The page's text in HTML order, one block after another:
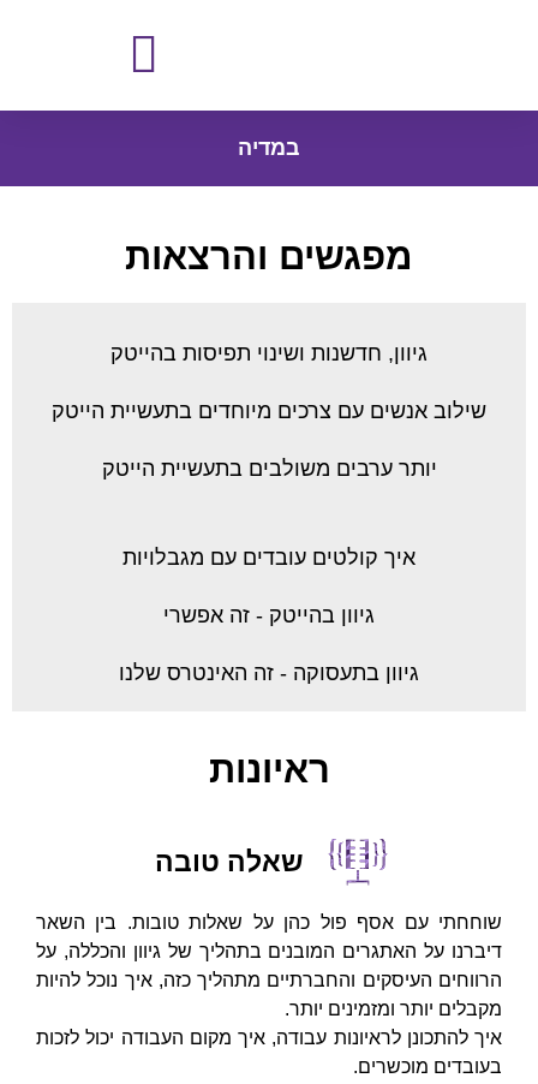
במדיה
מפגשים והרצאות
גיוון, חדשנות ושינוי תפיסות בהייטק
שילוב אנשים עם צרכים מיוחדים בתעשיית הייטק
יותר ערבים משולבים בתעשיית הייטק
איך קולטים עובדים עם מגבלויות
גיוון בהייטק - זה אפשרי
גיוון בתעסוקה - זה האינטרס שלנו
ראיונות
שאלה טובה
שוחחתי עם אסף פול כהן על שאלות טובות. בין השאר
דיברנו על האתגרים המובנים בתהליך של גיוון והכללה, על
הרווחים העיסקים והחברתיים מתהליך כזה, איך נוכל להיות
מקבלים יותר ומזמינים יותר.
איך להתכונן לראיונות עבודה, איך מקום העבודה יכול לזכות
בעובדים מוכשרים.